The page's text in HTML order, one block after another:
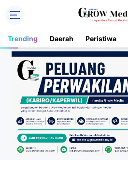
Trending Daerah Peristiwa